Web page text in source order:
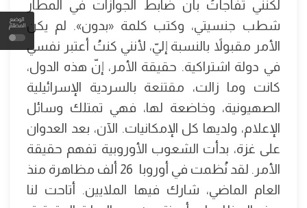
الوضع
المظلم
لكنني تفاجأتُ بأنّ ضابط الجوازات في المطار
شطب جنسيتي، وكتب كلمة «بدون». لم يكن
الأمر مقبولاً بالنسبة إليّ، لأنني كنتُ أعتبر نفسي
في دولة اشتراكية. حقيقة الأمر، إنّ هذه الدول،
كانت وما زالت، مقتنعة بالسردية الإسرائيلية
الصهيونية، وخاضعة لها، فهي تمتلك وسائل
الإعلام، ولديها كل الإمكانيات. الآن، بعد العدوان
على غزة، بدأت الشعوب الأوروبية تفهم حقيقة
الأمر. لقد نُظمت في أوروبا 26 ألف مظاهرة منذ
العام الماضي، شارك فيها الملايين. أتاحت لنا